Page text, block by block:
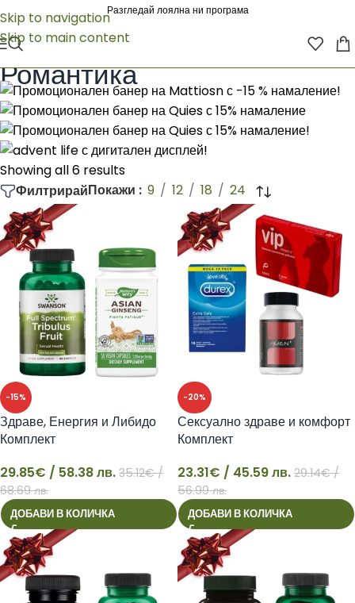
Skip to navigation
Skip to main content
Разгледай лоялна ни програма
Начало/Коледни комплекти Романтика
Романтика
Showing all 6 results
ФилтрирайПокажи 9 12 18 24
-15%
29
Здраве, Енергия и Либидо
Комплект
29.85€ / 58.38 лв. 35.12€/
68.69 лв.
ДОБАВИ В КОЛИЧКА
-20%
23
Сексуално здраве и комфорт
Комплект
23.31€ / 45.59 лв. 29.14€/
56.99 лв.
ДОБАВИ В КОЛИЧКА